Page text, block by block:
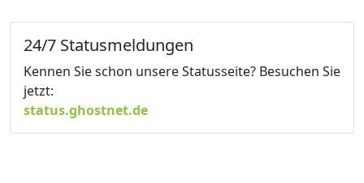
24/7 Statusmeldungen
Kennen Sie schon unsere Statusseite? Besuchen Sie
jetzt:
status.ghostnet.de